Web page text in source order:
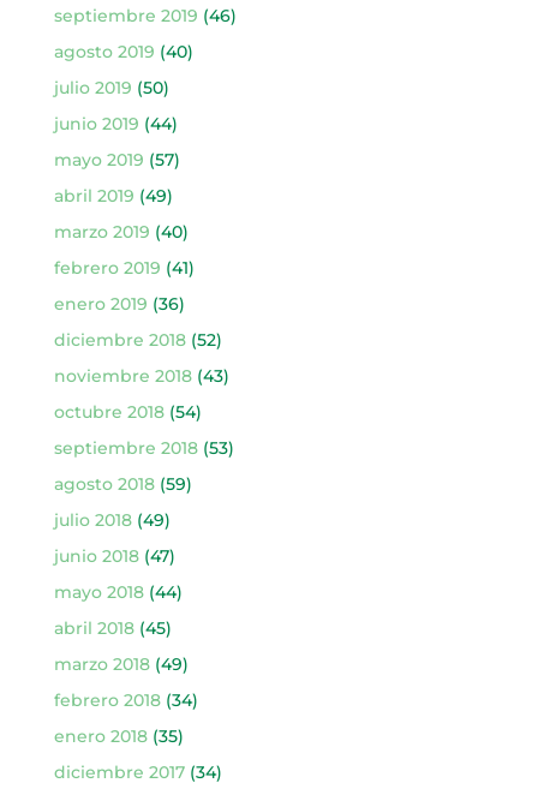
septiembre 2019 (46)
agosto 2019 (40)
julio 2019 (50)
junio 2019 (44)
mayo 2019 (57)
abril 2019 (49)
marzo 2019 (40)
febrero 2019 (41)
enero 2019 (36)
diciembre 2018(52)
noviembre 2018(43)
octubre 2018(54)
septiembre 2018(53)
agosto 2018(59)
julio 2018(49)
junio 2018(47)
mayo 2018(44)
abril 2018(45)
marzo 2018(49)
febrero 2018(34)
enero 2018(35)
diciembre 2017(34)